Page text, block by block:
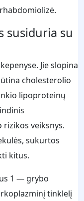
susiduria su
Jie slopina
cholesterolio
lipoproteinų
veiksnys.
sukurtos
kitus.
1 — grybo
tinklelį